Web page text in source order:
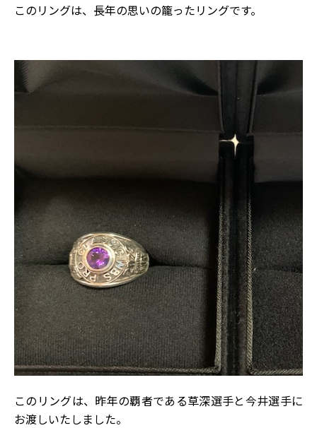
このリングは、長年の思いの籠ったリングです。
このリングは、昨年の覇者である草深選手と今井選手に
お渡しいたしました。